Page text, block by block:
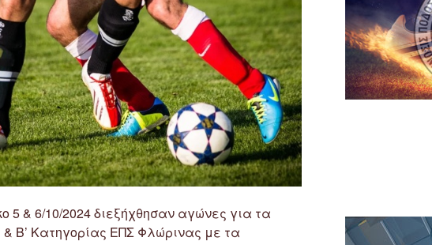
5 & 6/10/2024 διεξήχθησαν αγώνες για τα
Β’ Κατηγορίας ΕΠΣ Φλώρινας με τα